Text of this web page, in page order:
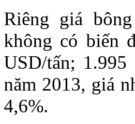
Riêng giá
không có biến
USD/tấn;
năm 2013, giá
4,6%.